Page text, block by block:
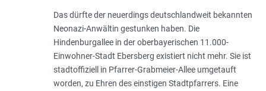
Einleitung
Das dürfte der neuerdings deutschlandweit bekannten
Neonazi-Anwältin gestunken haben. Die
Hindenburgallee in der oberbayerischen 11.000-
Einwohner-Stadt Ebersberg existiert nicht mehr. Sie ist
stadtoffiziell in Pfarrer-Grabmeier-Allee umgetauft
worden, zu Ehren des einstigen Stadtpfarrers. Eine